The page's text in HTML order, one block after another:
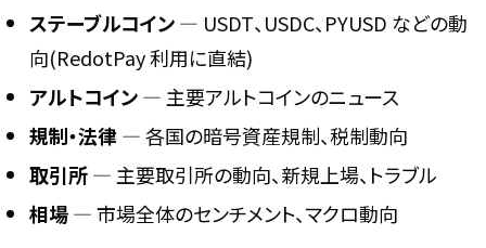
ステーブルコイン― USDT、USDC、PYUSD などの動
向(RedotPay 利用に直結)
アルトコイン― 主要アルトコインのニュース
規制・法律― 各国の暗号資産規制、税制動向
取引所― 主要取引所の動向、新規上場、トラブル
相場― 市場全体のセンチメント、マクロ動向